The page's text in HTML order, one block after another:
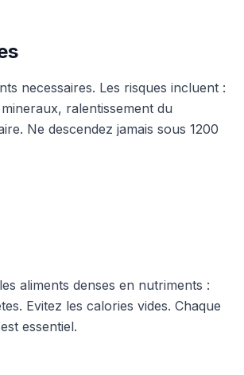
necessaires. Les risques incluent :
ralentissement du
Ne descendez jamais sous 1200
aliments denses en nutriments :
Evitez les calories vides. Chaque
essentiel.